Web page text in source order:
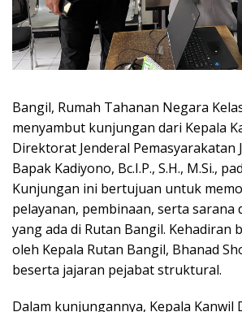
Bangil, Rumah Tahanan Negara
menyambut kunjungan dari Kepala
Direktorat Jenderal Pemasyarakatan
Bapak Kadiyono, Bc.I.P., S.H., M.Si.,
Kunjungan ini bertujuan untuk
pelayanan, pembinaan, serta sarana
yang ada di Rutan Bangil. Kehadiran
oleh Kepala Rutan Bangil, Bhanad
beserta jajaran pejabat struktural.
Dalam kunjungannya, Kepala Kanwil